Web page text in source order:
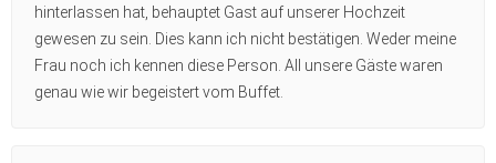
hinterlassen hat, behauptet Gast auf unserer Hochzeit
gewesen zu sein. Dies kann ich nicht bestätigen. Weder meine
Frau noch ich kennen diese Person. All unsere Gäste waren
genau wie wir begeistert vom Buffet.